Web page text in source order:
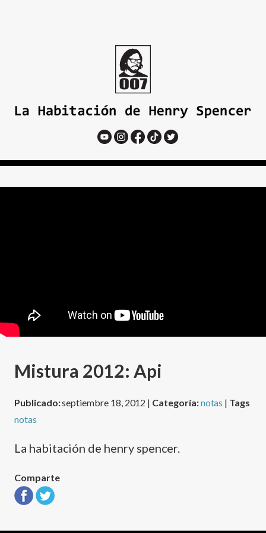
Mistura 2012: Api
Publicado:septiembre 18, 2012 | Categoría:notas | Tags
notas
La habitación de henry spencer.
Comparte